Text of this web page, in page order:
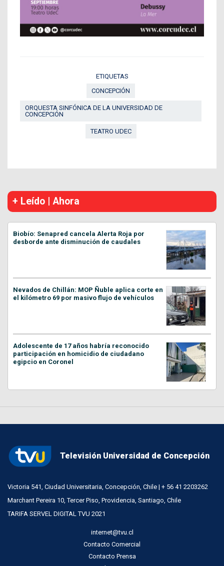
ETIQUETAS
CONCEPCIÓN
ORQUESTA SINFÓNICA DE LA UNIVERSIDAD DE
CONCEPCIÓN
TEATRO UDEC
+ Leído | Ahora
Biobío: Senapred cancela Alerta Roja por
desborde ante disminución de caudales
Nevados de Chillán: MOP Ñuble aplica corte en
el kilómetro 69 por masivo flujo de vehículos
Adolescente de 17 años habría reconocido
participación en homicidio de ciudadano
egipcio en Coronel
Televisión Universidad de Concepción
Victoria 541, Ciudad Universitaria, Concepción, Chile | + 56 41 2203262
Marchant Pereira 10, Tercer Piso, Providencia, Santiago, Chile
TARIFA SERVEL DIGITAL TVU 2021
internet@tvu.cl
Contacto Comercial
Contacto Prensa